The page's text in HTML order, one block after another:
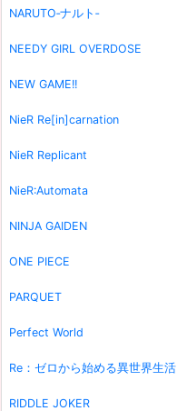
NARUTO‐ナルト‐
NEEDY GIRL OVERDOSE
NEW GAME!!
NieR Re[in]carnation
NieR Replicant
NieR:Automata
NINJA GAIDEN
ONE PIECE
PARQUET
Perfect World
Re：ゼロから始める異世界生活
RIDDLE JOKER